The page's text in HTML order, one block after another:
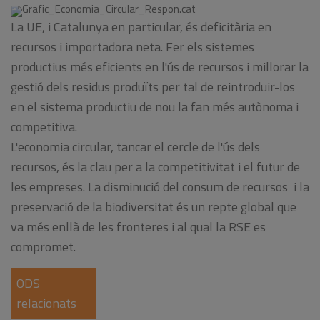
La UE, i Catalunya en particular, és deficitària en
recursos i importadora neta. Fer els sistemes
productius més eficients en l'ús de recursos i millorar la
gestió dels residus produïts per tal de reintroduir-los
en el sistema productiu de nou la fan més autònoma i
competitiva.
L'economia circular, tancar el cercle de l'ús dels
recursos, és la clau per a la competitivitat i el futur de
les empreses. La disminució del consum de recursos i la
preservació de la biodiversitat és un repte global que
va més enllà de les fronteres i al qual la RSE es
compromet.
ODS
relacionats